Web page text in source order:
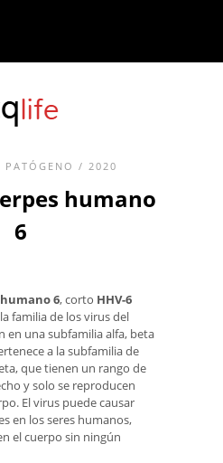
PATÓGENO / 2020
humano
6
6, corto HHV-6
familia de los virus del
en una subfamilia alfa, beta
a la subfamilia de
que tienen un rango de
y solo se reproducen
El virus puede causar
en los seres humanos,
el cuerpo sin ningún